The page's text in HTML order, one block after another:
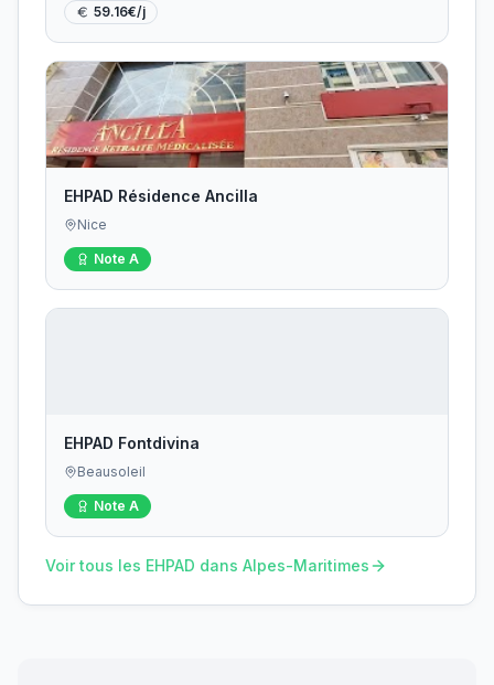
59.16€/j
EHPAD Résidence Ancilla
Nice
Note A
EHPAD Fontdivina
Beausoleil
Note A
Voir tous les EHPAD dans Alpes-Maritimes